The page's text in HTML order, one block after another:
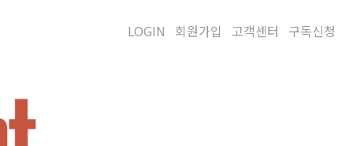
LOGIN 회원가입 고객센터 구독신청